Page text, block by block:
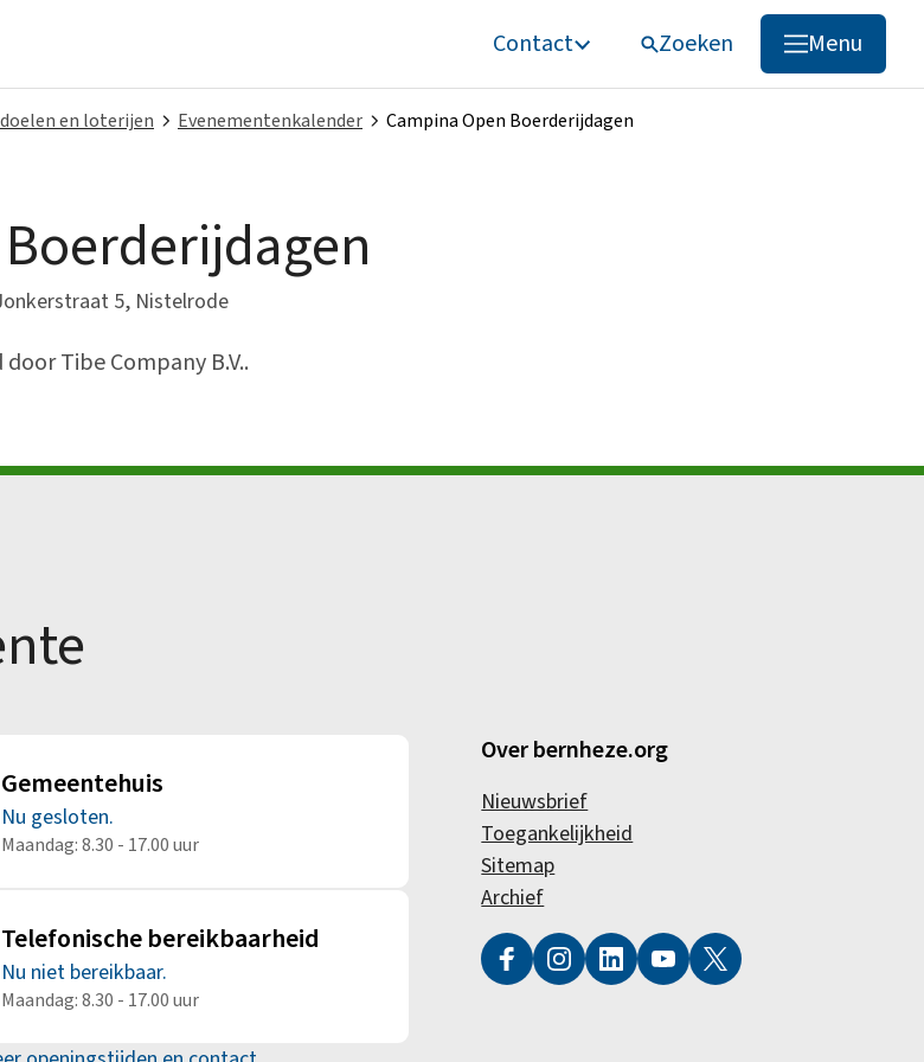
Contact Zoeken
Menu
Zoeken
van B&W
en loterijen Evenementenkalender Campina Open Boerderijdagen
5, Nistelrode
Tibe Company B.V..
Gemeentehuis
Nu gesloten.
Maandag: 8.30 - 17.00 uur
Telefonische bereikbaarheid
Nu niet bereikbaar.
Maandag: 8.30 - 17.00 uur
Over bernheze.org
Nieuwsbrief
Toegankelijkheid
Sitemap
Archief